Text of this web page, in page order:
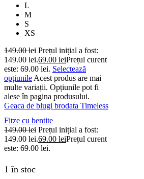
L
M
S
XS
149.00lei Prețul inițial a fost:
149.00 lei.69.00 leiPrețul curent
este: 69.00 lei. Selectează
opțiunile Acest produs are mai
multe variații. Opțiunile pot fi
alese în pagina produsului.
Geaca de blugi brodata Timeless
Fitze cu bentite
149.00lei Prețul inițial a fost:
149.00 lei.69.00 leiPrețul curent
este: 69.00 lei.
1 în stoc